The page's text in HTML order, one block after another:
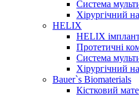
Система
Хірургічний
HELIX
HELIX
Протетичні
Система
Хірургічний
Bauer`s Biomaterials
Кістковий